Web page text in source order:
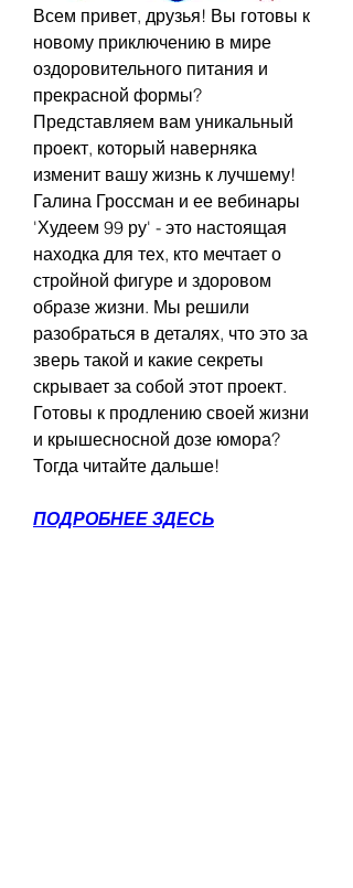
Всем привет, друзья! Вы готовы к
новому приключению в мире
оздоровительного питания и
прекрасной формы?
Представляем вам уникальный
проект, который наверняка
изменит вашу жизнь к лучшему!
Галина Гроссман и ее вебинары
'Худеем 99 ру' - это настоящая
находка для тех, кто мечтает о
стройной фигуре и здоровом
образе жизни. Мы решили
разобраться в деталях, что это за
зверь такой и какие секреты
скрывает за собой этот проект.
Готовы к продлению своей жизни
и крышесносной дозе юмора?
Тогда читайте дальше!
ПОДРОБНЕЕ ЗДЕСЬ